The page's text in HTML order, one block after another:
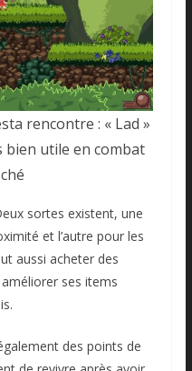
rencontre : « Lad »
bien utile en combat
sortes existent, une
et l’autre pour les
aussi acheter des
ses items
des points de